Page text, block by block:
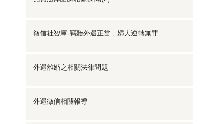
徵信社智庫-竊聽外遇正當，婦人逆轉無罪
外遇離婚之相關法律問題
外遇徵信相關報導